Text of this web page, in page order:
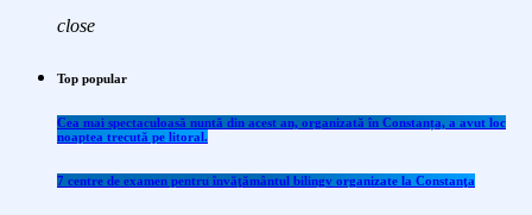
close
Top popular
Cea mai spectaculoasă nuntă din acest an, organizată în Constanța, a avut loc
noaptea trecută pe litoral.
7 centre de examen pentru învăţământul bilingv organizate la Constanţa